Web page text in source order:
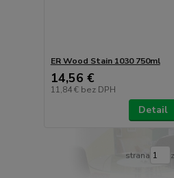
ER Wood Stain 1030 750ml
14,56 €
11,84 € bez DPH
Detail
strana